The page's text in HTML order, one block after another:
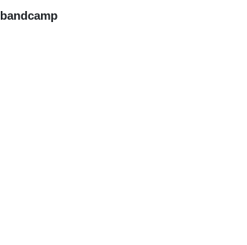
bandcamp